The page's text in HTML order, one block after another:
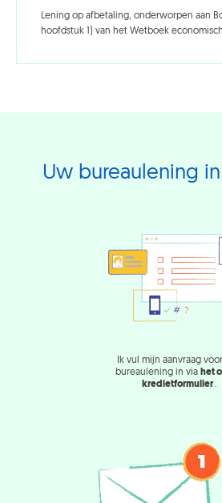
Lening op afbetaling, onderworpen aan
hoofdstuk 1) van het Wetboek
Uw bureaulening
Ik vul mijn aanvraag
bureaulening in via het
kredietformulier.